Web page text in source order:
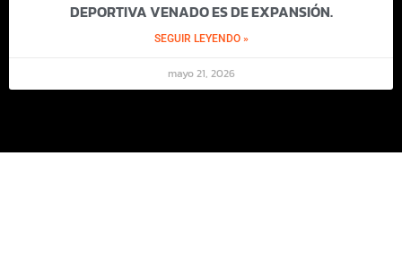
DEPORTIVA VENADO ES DE EXPANSIÓN.
SEGUIR LEYENDO »
mayo 21, 2026